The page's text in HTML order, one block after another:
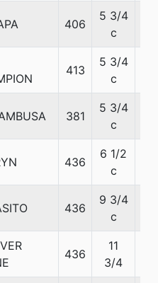
406
5 3/4
c
413
5 3/4
c
381
5 3/4
c
436
6 1/2
c
436
9 3/4
c
436
11
3/4